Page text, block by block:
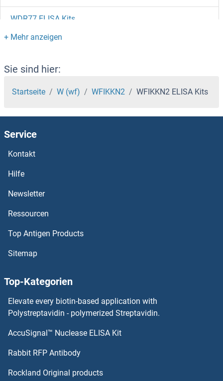
WDR77 ELISA Kits
WDR5 ELISA Kits
WBP2NL ELISA Kits
WASP ELISA Kits
WASF2 ELISA Kits
WASF1 ELISA Kits
VWF ELISA Kits
VWC2 ELISA Kits
VWA2 ELISA Kits
VTCN1 ELISA Kits
VSNL1 ELISA Kits
VSIG4 ELISA Kits
Sie sind hier:
Startseite W (wf) WFIKKN2 WFIKKN2 ELISA Kits
Service
Kontakt
Hilfe
Newsletter
Ressourcen
Top Antigen Products
Sitemap
Top-Kategorien
Elevate every biotin-based application with
Polystreptavidin - polymerized Streptavidin.
AccuSignal™ Nuclease ELISA Kit
Rabbit RFP Antibody
Rockland Original products